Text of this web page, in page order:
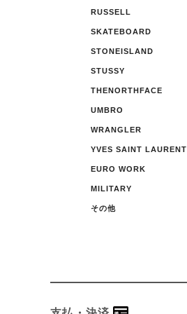
RUSSELL
SKATEBOARD
STONEISLAND
STUSSY
THENORTHFACE
UMBRO
WRANGLER
YVES SAINT LAURENT
EURO WORK
MILITARY
その他